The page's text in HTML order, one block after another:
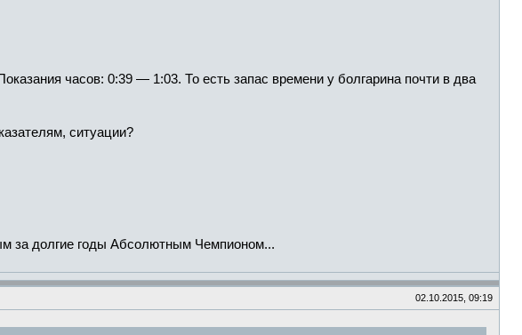
часов: 0:39 — 1:03. То есть запас времени у болгарина почти в два
ситуации?
за долгие годы Абсолютным Чемпионом...
02.10.2015, 09:19